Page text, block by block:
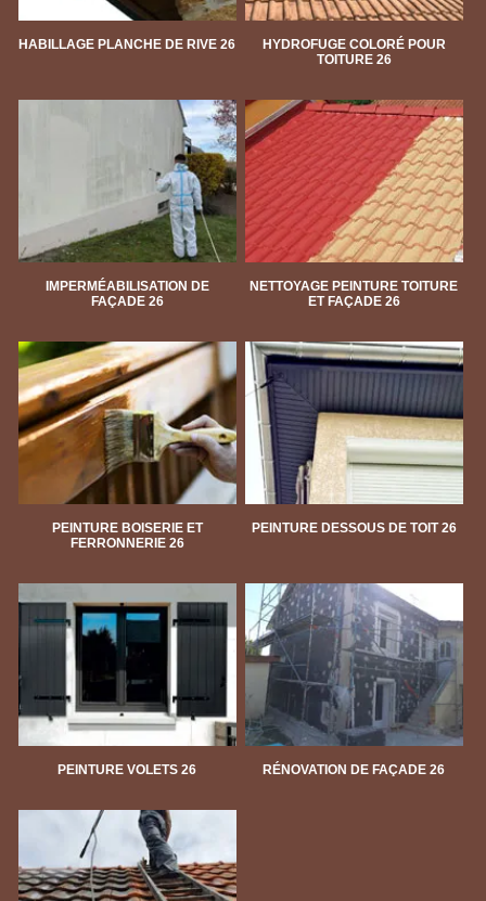
HABILLAGE PLANCHE DE RIVE 26
HYDROFUGE COLORÉ POUR
TOITURE 26
IMPERMÉABILISATION DE
FAÇADE 26
NETTOYAGE PEINTURE TOITURE
ET FAÇADE 26
PEINTURE BOISERIE ET
FERRONNERIE 26
PEINTURE DESSOUS DE TOIT 26
PEINTURE VOLETS 26 RÉNOVATION DE FAÇADE 26